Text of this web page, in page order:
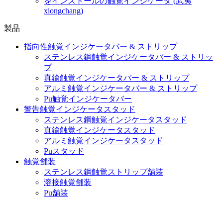
xiongchang)
製品
指向性触覚インジケータバー & ストリップ
ステンレス鋼触覚インジケータバー & ストリッ
プ
真鍮触覚インジケータバー & ストリップ
アルミ触覚インジケータバー & ストリップ
Pu触覚インジケータバー
警告触覚インジケータスタッド
ステンレス鋼触覚インジケータスタッド
真鍮触覚インジケータスタッド
アルミ触覚インジケータスタッド
Puスタッド
触覚舗装
ステンレス鋼触覚ストリップ舗装
溶接触覚舗装
Pu舗装